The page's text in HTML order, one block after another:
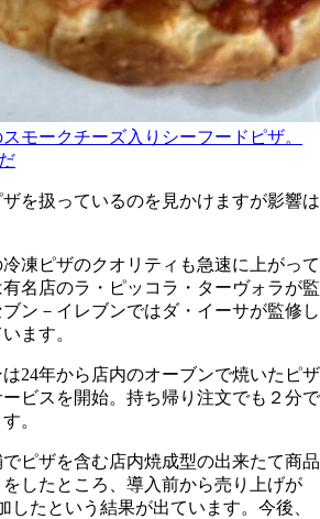
モークチーズ入りシーフードピザ。
を扱っているのを見かけますが影響は
冷凍ピザのクオリティも急速に上がって
名店のラ・ピッコラ・ターヴォラが監
ン－イレブンではダ・イーサが監修し
ます。
24年から店内のオーブンで焼いたピザ
ビスを開始。持ち帰り注文でも２分で
。
ピザを含む店内焼成型の出来たて商品
したところ、導入前から売り上げが
したという結果が出ています。今後、